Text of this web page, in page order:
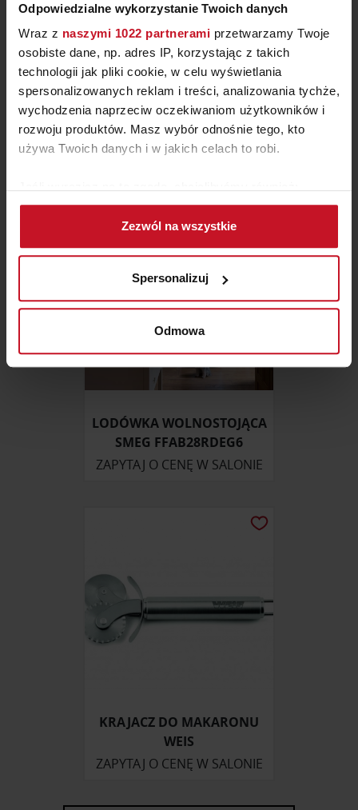
Odpowiedzialne wykorzystanie Twoich danych
Wraz z naszymi 1022 partnerami przetwarzamy Twoje
osobiste dane, np. adres IP, korzystając z takich
technologii jak pliki cookie, w celu wyświetlania
spersonalizowanych reklam i treści, analizowania tychże,
wychodzenia naprzeciw oczekiwaniom użytkowników i
rozwoju produktów. Masz wybór odnośnie tego, kto
używa Twoich danych i w jakich celach to robi.
Gromadzić dane dotyczące Twojej lokalizacji
geograficznej z dokładnością nawet do kilku metrów
Identyfikować Twoje urządzenie, aktywnie
(fingerprinting, czyli wirtualny odcisk palca)
Dowiedz się więcej odnośnie tego, jak Twoje osobiste
dane są przetwarzane oraz ustaw własne preferencje w
zmienić lub wycofać swoją zgodę w dowolnej chwili.
i reklam, aby oferować funkcje społecznościowe i
analizować ruch w naszej witrynie. Informacje o tym, jak
korzystasz z naszej witryny, udostępniamy partnerom
otrzymanymi od Ciebie lub uzyskanymi podczas
Zezwól na wszystkie
Spersonalizuj
Odmowa
SERWETNIK UMBRA BUDDY
LODÓWKA WOLNOSTOJĄCA
SMEG FFAB28RDEG6
ZAPYTAJ O CENĘ W SALONIE
KRAJACZ DO MAKARONU
WEIS
ZAPYTAJ O CENĘ W SALONIE